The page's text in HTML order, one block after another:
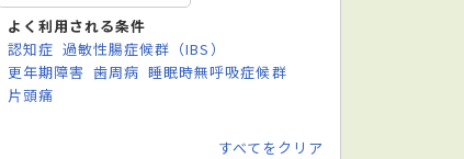
よく利用される条件
認知症 過敏性腸症候群（IBS）
更年期障害 歯周病 睡眠時無呼吸症候群
片頭痛
すべてをクリア